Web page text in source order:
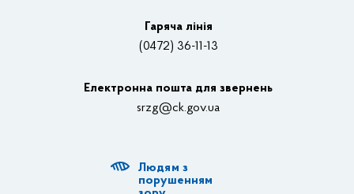
Відеотрансляції
Структурні підрозділи ОДА
Діяльність ОДА
Гаряча лінія
(0472) 36-11-13
Електронна пошта для звернень
srzg@ck.gov.ua
Людям з
порушенням